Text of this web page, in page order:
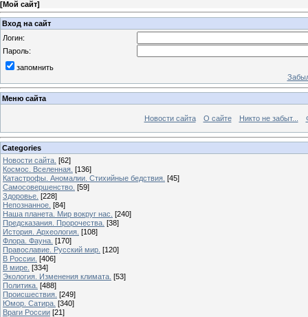
[Мой сайт]
Вход на сайт
Логин:
Пароль:
запомнить
Меню сайта
Новости сайта О сайте Никто не забыт...
Categories
Новости сайта. [62]
Космос. Вселенная. [136]
Катастрофы. Аномалии. Стихийные бедствия. [45]
Самосовершенство. [59]
Здоровье. [228]
Непознанное. [84]
Наша планета. Мир вокруг нас. [240]
Предсказания. Пророчества. [38]
История. Археология. [108]
Флора. Фауна. [170]
Православие. Русский мир. [120]
В России. [406]
В мире. [334]
Экология. Изменения климата. [53]
Политика. [488]
Происшествия. [249]
Юмор. Сатира. [340]
Враги России [21]